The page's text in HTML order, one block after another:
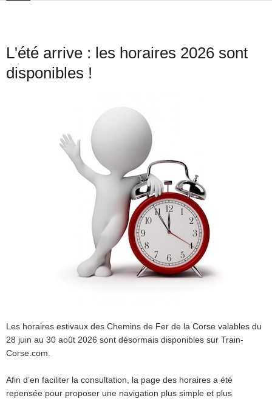
L'été arrive : les horaires 2026 sont
disponibles !
Les horaires estivaux des Chemins de Fer de la Corse valables du
28 juin au 30 août 2026 sont désormais disponibles sur Train-
Corse.com.
Afin d’en faciliter la consultation, la page des horaires a été
repensée pour proposer une navigation plus simple et plus